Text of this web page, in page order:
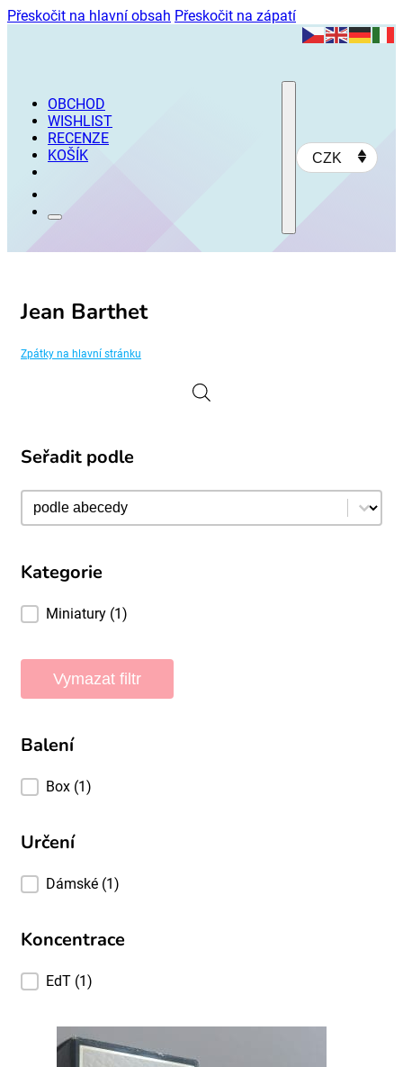
Přeskočit na hlavní obsah Přeskočit na zápatí
OBCHOD
WISHLIST
RECENZE
KOŠÍK
CZK
Jean Barthet
Zpátky na hlavní stránku
Seřadit podle
Seřadit podle
Seřadit podle
Kategorie
Kategorie
Miniatury (1)
Vymazat filtr
Balení
Balení
Box (1)
Určení
UrčeníDámské (1)
Koncentrace
Koncentrace
EdT (1)